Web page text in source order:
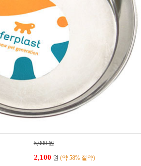
5,000 원
2,100 원 (약 58% 절약)